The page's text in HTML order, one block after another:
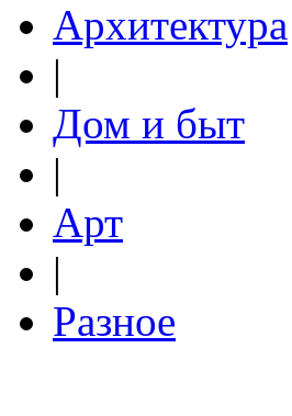
Архитектура
|
Дом и быт
|
Арт
|
Разное